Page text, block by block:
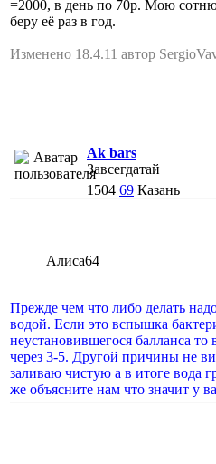
=2000, в день по 70р. Мою
беру её раз в год.
Изменено 18.4.11 автор
Ak bars
Завсегдатай
1504 69 Казань
Алиса64
Прежде чем что либо делать
водой. Если это вспышка
неустановившегося балланса то
через 3-5. Другой причины не
заливаю чистую а в итоге вода
же объясните нам что значит у